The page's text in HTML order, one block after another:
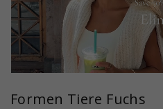
Formen Tiere Fuchs